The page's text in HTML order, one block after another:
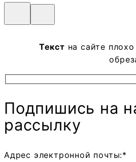
Текст на сайте
Подпишись на
рассылку
Адрес электронной почты:*